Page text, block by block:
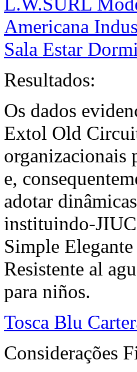
Americana
Sala Estar
Resultados:
Os dados
Extol Old
organizacionais
e,
adotar
instituindo-
Simple
Resistente al
para niños.
Tosca Blu
Considerações